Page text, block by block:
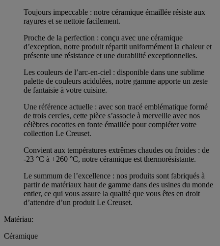
Toujours impeccable : notre céramique émaillée résiste aux
rayures et se nettoie facilement.
Proche de la perfection : conçu avec une céramique
d’exception, notre produit répartit uniformément la chaleur et
présente une résistance et une durabilité exceptionnelles.
Les couleurs de l’arc-en-ciel : disponible dans une sublime
palette de couleurs acidulées, notre gamme apporte un zeste
de fantaisie à votre cuisine.
Une référence actuelle : avec son tracé emblématique formé
de trois cercles, cette pièce s’associe à merveille avec nos
célèbres cocottes en fonte émaillée pour compléter votre
collection Le Creuset.
Convient aux températures extrêmes chaudes ou froides : de
-23 °C à +260 °C, notre céramique est thermorésistante.
Le summum de l’excellence : nos produits sont fabriqués à
partir de matériaux haut de gamme dans des usines du monde
entier, ce qui vous assure la qualité que vous êtes en droit
d’attendre d’un produit Le Creuset.
Matériau:
Céramique